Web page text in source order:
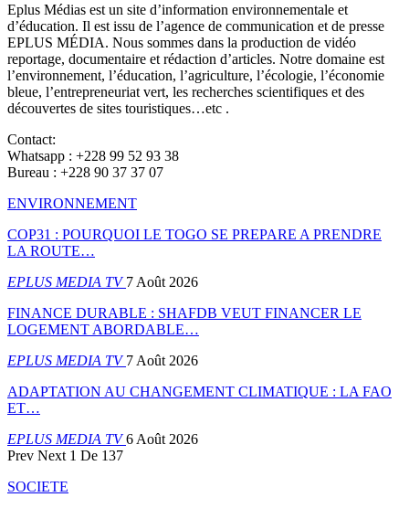
Eplus Médias est un site d’information environnementale et
d’éducation. Il est issu de l’agence de communication et de presse
EPLUS MÉDIA. Nous sommes dans la production de vidéo
reportage, documentaire et rédaction d’articles. Notre domaine est
l’environnement, l’éducation, l’agriculture, l’écologie, l’économie
bleue, l’entrepreneuriat vert, les recherches scientifiques et des
découvertes de sites touristiques…etc .
Contact:
Whatsapp : +228 99 52 93 38
Bureau : +228 90 37 37 07
ENVIRONNEMENT
COP31 : POURQUOI LE TOGO SE PREPARE A PRENDRE
LA ROUTE…
EPLUS MEDIA TV7 Août 2026
FINANCE DURABLE : SHAFDB VEUT FINANCER LE
LOGEMENT ABORDABLE…
EPLUS MEDIA TV7 Août 2026
ADAPTATION AU CHANGEMENT CLIMATIQUE : LA FAO
ET…
EPLUS MEDIA TV6 Août 2026
Prev Next 1 De 137
SOCIETE